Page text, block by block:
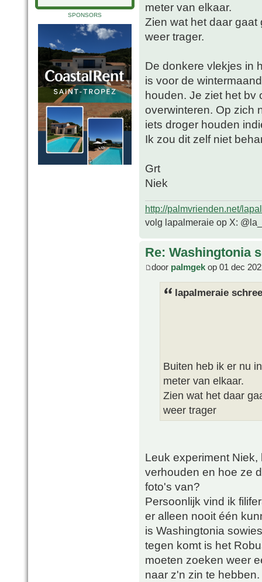
SPONSORS
meter van elkaar.
Zien wat het daar
weer trager.
De donkere vlekjes in
is voor de
houden. Je ziet het bv
overwinteren. Op zich
iets droger houden
Ik zou dit zelf niet
Grt
Niek
http://palmvrienden.net/
volg lapalmeraie op X:
Re: Washingtonia
door palmgek op 01 dec
lapalmeraie
Buiten heb ik er nu
meter van elkaar.
Zien wat het daar
weer trager
Leuk experiment
verhouden en hoe ze
foto's van?
Persoonlijk vind ik
er alleen nooit één
is Washingtonia
tegen komt is het
moeten zoeken weer
naar z'n zin te hebben.